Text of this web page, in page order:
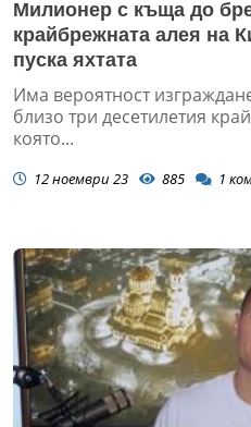
Милионер с къща до
крайбрежната алея на
пуска яхтата
Има вероятност
близо три десетилетия
която...
12 ноември 23 885 1